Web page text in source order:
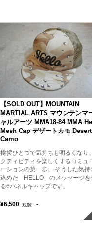
【SOLD OUT】MOUNTAIN
MARTIAL ARTS マウンテンマ
ャルアーツ MMA18-84 MMA
Mesh Cap デザートカモ Desert
Camo
挨拶ひとつで気持ちも明るくなり
クティビティを楽しくするコミュ
ーションの第一歩。 そうした気持
込めた「HELLO」のメッセージを
る6パネルキャップです。
¥6,500 （税別） -